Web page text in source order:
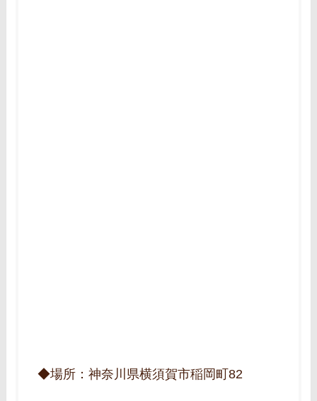
◆場所：神奈川県横須賀市稲岡町82